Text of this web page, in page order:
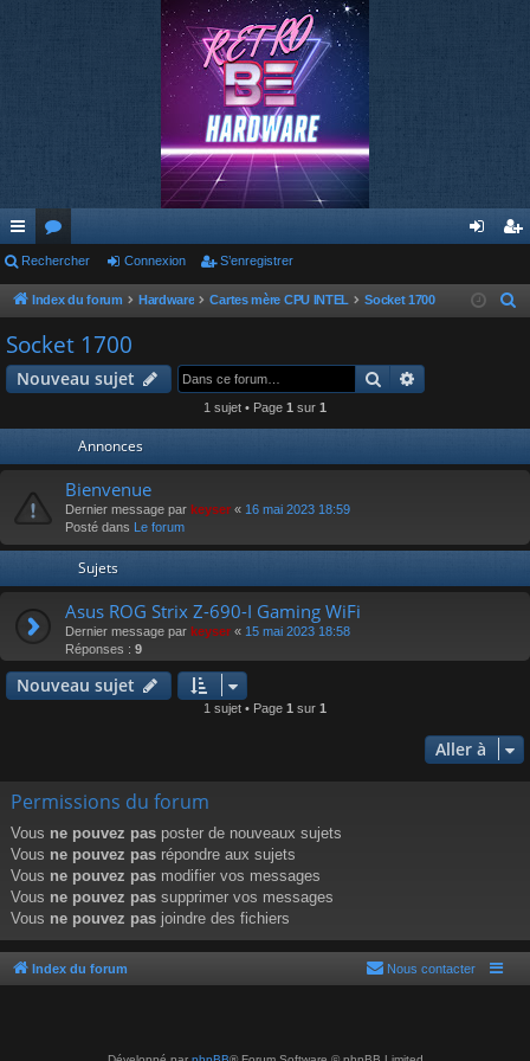
cc
ès
ra
pi
or
u
m
s
ne nr
Rechercher Connexion S’enregistrer
Index du forum Hardware Cartes mère CPU INTEL Socket 1700
r
Socket 1700
Nouveau sujet Rechercher
1 sujet • Page 1 sur 1
Annonces
Bienvenue
Dernier message par keyser « 16 mai 2023 18:59
Posté dans Le forum
Sujets
Asus ROG Strix Z-690-I Gaming WiFi
Dernier message par keyser « 15 mai 2023 18:58
Réponses : 9
Nouveau sujet
1 sujet • Page 1 sur 1
Aller à
Permissions du forum
Vous ne pouvez pas poster de nouveaux sujets
Vous ne pouvez pas répondre aux sujets
Vous ne pouvez pas modifier vos messages
Vous ne pouvez pas supprimer vos messages
Vous ne pouvez pas joindre des fichiers
Index du forum Nous contacter